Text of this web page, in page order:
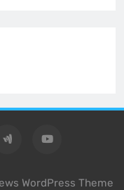
WordPress Theme